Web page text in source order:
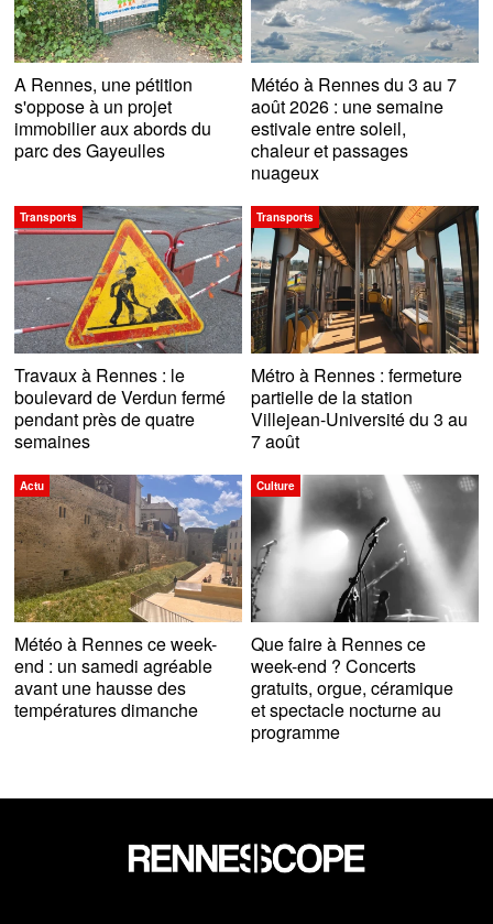
A Rennes, une pétition
s'oppose à un projet
immobilier aux abords du
parc des Gayeulles
Météo à Rennes du 3 au 7
août 2026 : une semaine
estivale entre soleil,
chaleur et passages
nuageux
Transports
Travaux à Rennes : le
boulevard de Verdun fermé
pendant près de quatre
semaines
Transports
Métro à Rennes : fermeture
partielle de la station
Villejean-Université du 3 au
7 août
Actu
Météo à Rennes ce week-
end : un samedi agréable
avant une hausse des
températures dimanche
Culture
Que faire à Rennes ce
week-end ? Concerts
gratuits, orgue, céramique
et spectacle nocturne au
programme